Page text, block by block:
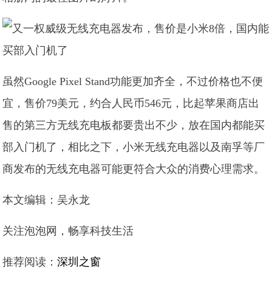
虽然Google Pixel Stand功能更加齐全，不过价格也不便
宜，售价79美元，约合人民币546元，比起苹果商店出
售的第三方无线充电板都要贵出不少，放在国内都能买
部入门机了，相比之下，小米无线充电器以及南孚等厂
商发布的无线充电器可能更符合大众的消费心理需求。
本文编辑：吴永龙
关注泡泡网，畅享科技生活
推荐阅读：深圳之窗